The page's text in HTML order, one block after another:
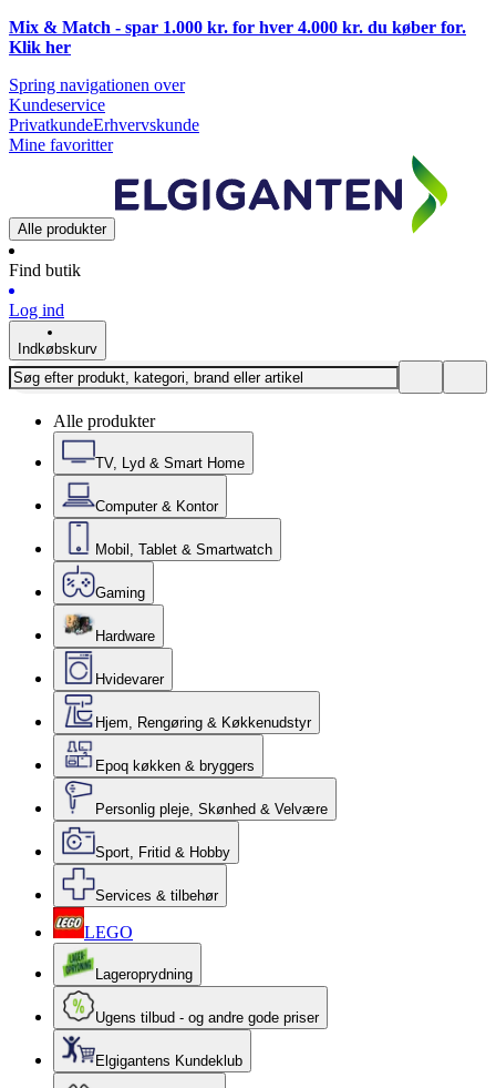
Mix & Match - spar 1.000 kr. for hver 4.000 kr. du køber for.
Klik her
Spring navigationen over
Kundeservice
PrivatkundeErhvervskunde
Mine favoritter
Alle produkter
Find butik
Log ind
Indkøbskurv
Alle produkter
TV, Lyd & Smart Home
Computer & Kontor
Mobil, Tablet & Smartwatch
Gaming
Hardware
Hvidevarer
Hjem, Rengøring & Køkkenudstyr
Epoq køkken & bryggers
Personlig pleje, Skønhed & Velvære
Sport, Fritid & Hobby
Services & tilbehør
LEGO
Lageroprydning
Ugens tilbud - og andre gode priser
Elgigantens Kundeklub